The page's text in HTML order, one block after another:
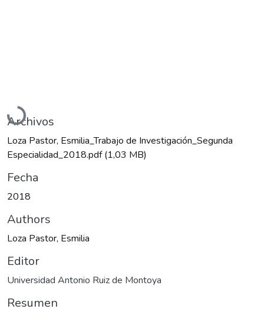
Cargando...
Archivos
Loza Pastor, Esmilia_Trabajo de Investigación_Segunda
Especialidad_2018.pdf(1,03 MB)
Fecha
2018
Authors
Loza Pastor, Esmilia
Editor
Universidad Antonio Ruiz de Montoya
Resumen